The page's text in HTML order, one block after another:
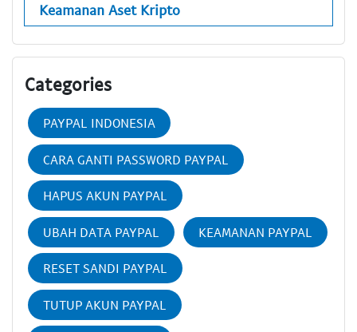
Keamanan Aset Kripto
Categories
PAYPAL INDONESIA
CARA GANTI PASSWORD PAYPAL
HAPUS AKUN PAYPAL
UBAH DATA PAYPAL KEAMANAN PAYPAL
RESET SANDI PAYPAL
TUTUP AKUN PAYPAL